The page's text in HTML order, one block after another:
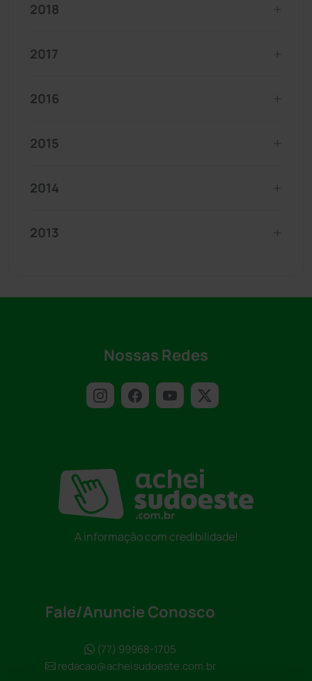
2018
2017
2016
2015
2014
2013
Nossas Redes
A informação com credibilidade!
Fale/Anuncie Conosco
(77) 99968-1705
redacao@acheisudoeste.com.br